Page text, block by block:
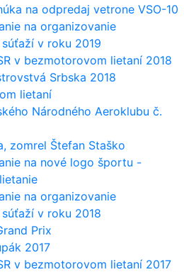
na odpredaj vetrone VSO-10
na organizovanie
v roku 2019
v bezmotorovom lietaní 2018
Srbska 2018
lietaní
Národného Aeroklubu č.
zomrel Štefan Staško
na nové logo športu -
na organizovanie
v roku 2018
Prix
2017
v bezmotorovom lietaní 2017